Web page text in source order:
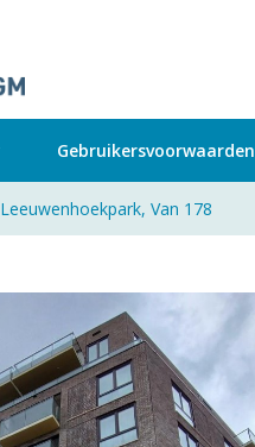
Gebruikersvoorwaarden
Leeuwenhoekpark, Van 178